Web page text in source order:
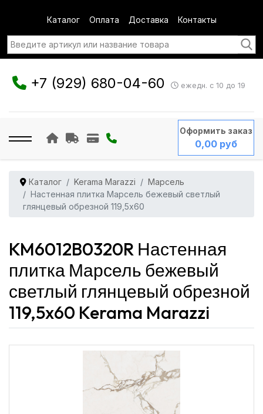
Каталог Оплата Доставка Контакты
+7 (929) 680-04-60 ежедн. с 10 до 19
Оформить заказ
0,00 руб
Каталог Kerama Marazzi
Марсель
Настенная плитка Марсель бежевый светлый
глянцевый обрезной 119,5x60
KM6012B0320R Настенная
плитка Марсель бежевый
светлый глянцевый обрезной
119,5x60 Kerama Marazzi